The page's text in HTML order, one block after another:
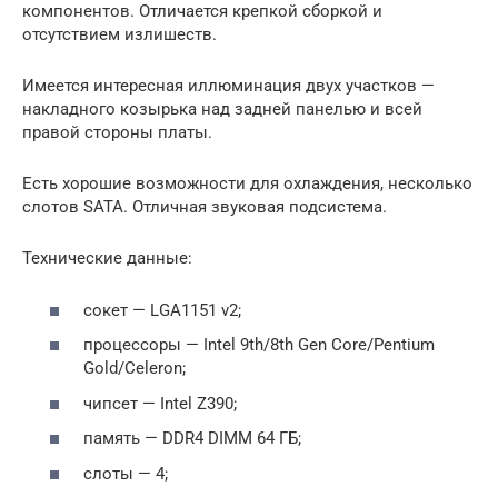
компонентов. Отличается крепкой сборкой и
отсутствием излишеств.
Имеется интересная иллюминация двух участков —
накладного козырька над задней панелью и всей
правой стороны платы.
Есть хорошие возможности для охлаждения, несколько
слотов SATA. Отличная звуковая подсистема.
Технические данные:
сокет — LGA1151 v2;
процессоры — Intel 9th/8th Gen Core/Pentium
Gold/Celeron;
чипсет — Intel Z390;
память — DDR4 DIMM 64 ГБ;
слоты — 4;